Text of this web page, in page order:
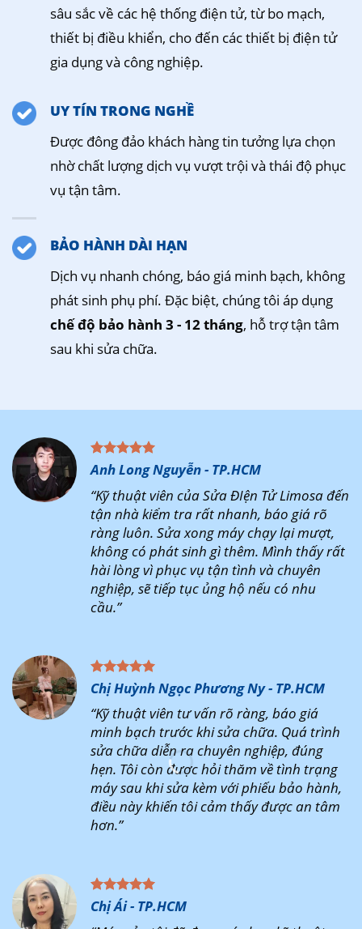
sâu sắc về các hệ thống điện tử, từ bo mạch,
thiết bị điều khiển, cho đến các thiết bị điện tử
gia dụng và công nghiệp.
UY TÍN TRONG NGHỀ
Được đông đảo khách hàng tin tưởng lựa chọn
nhờ chất lượng dịch vụ vượt trội và thái độ phục
vụ tận tâm.
BẢO HÀNH DÀI HẠN
Dịch vụ nhanh chóng, báo giá minh bạch, không
phát sinh phụ phí. Đặc biệt, chúng tôi áp dụng
chế độ bảo hành 3 - 12 tháng, hỗ trợ tận tâm
sau khi sửa chữa.
Anh Long Nguyễn - TP.HCM
“Kỹ thuật viên của Sửa ĐIện Tử Limosa đến
tận nhà kiểm tra rất nhanh, báo giá rõ
ràng luôn. Sửa xong máy chạy lại mượt,
không có phát sinh gì thêm. Mình thấy rất
hài lòng vì phục vụ tận tình và chuyên
nghiệp, sẽ tiếp tục ủng hộ nếu có nhu
cầu.”
Chị Huỳnh Ngọc Phương Ny - TP.HCM
“Kỹ thuật viên tư vấn rõ ràng, báo giá
minh bạch trước khi sửa chữa. Quá trình
sửa chữa diễn ra chuyên nghiệp, đúng
hẹn. Tôi còn được hỏi thăm về tình trạng
máy sau khi sửa kèm với phiếu bảo hành,
điều này khiến tôi cảm thấy được an tâm
hơn.”
Chị Ái - TP.HCM